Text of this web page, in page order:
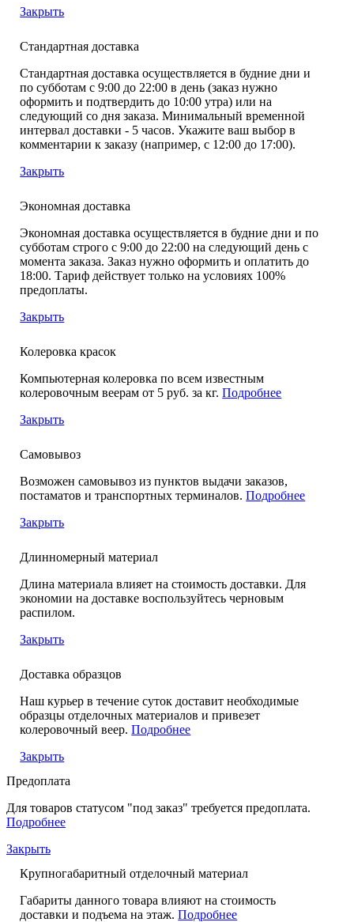
Закрыть
Стандартная доставка
Стандартная доставка осуществляется в будние дни и
по субботам с 9:00 до 22:00 в день (заказ нужно
оформить и подтвердить до 10:00 утра) или на
следующий со дня заказа. Минимальный временной
интервал доставки - 5 часов. Укажите ваш выбор в
комментарии к заказу (например, с 12:00 до 17:00).
Закрыть
Экономная доставка
Экономная доставка осуществляется в будние дни и по
субботам строго с 9:00 до 22:00 на следующий день с
момента заказа. Заказ нужно оформить и оплатить до
18:00. Тариф действует только на условиях 100%
предоплаты.
Закрыть
Колеровка красок
Компьютерная колеровка по всем известным
колеровочным веерам от 5 руб. за кг.Подробнее
Закрыть
Самовывоз
Возможен самовывоз из пунктов выдачи заказов,
постаматов и транспортных терминалов.Подробнее
Закрыть
Длинномерный материал
Длина материала влияет на стоимость доставки. Для
экономии на доставке воспользуйтесь черновым
распилом.
Закрыть
Доставка образцов
Наш курьер в течение суток доставит необходимые
образцы отделочных материалов и привезет
колеровочный веер.Подробнее
Закрыть
Предоплата
Для товаров статусом "под заказ" требуется предоплата.
Подробнее
Закрыть
Крупногабаритный отделочный материал
Габариты данного товара влияют на стоимость
доставки и подъема на этаж.Подробнее